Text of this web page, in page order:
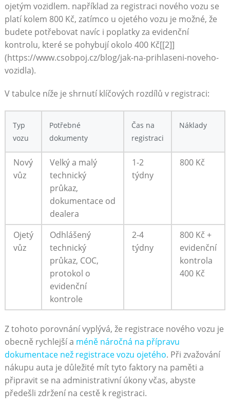
ojetým vozidlem. například za registraci nového vozu se
platí kolem 800 Kč, zatímco u ojetého vozu je možné, že
budete potřebovat navíc i poplatky za evidenční
kontrolu, které se pohybují okolo 400 Kč[[2]]
(https://www.csobpoj.cz/blog/jak-na-prihlaseni-noveho-
vozidla).
V tabulce níže je shrnutí klíčových rozdílů v registraci:
Typ
vozu
Potřebné
dokumenty
Čas na
registraci
Náklady
Nový
vůz
Velký a malý
technický
průkaz,
dokumentace od
dealera
1-2
týdny
800 Kč
Ojetý
vůz
Odhlášený
technický
průkaz, COC,
protokol o
evidenční
kontrole
2-4
týdny
800 Kč +
evidenční
kontrola
400 Kč
Z tohoto porovnání vyplývá, že registrace nového vozu je
obecně rychlejší a méně náročná na přípravu
dokumentace než registrace vozu ojetého. Při zvažování
nákupu auta je důležité mít tyto faktory na paměti a
připravit se na administrativní úkony včas, abyste
předešli zdržení na cestě k registraci.